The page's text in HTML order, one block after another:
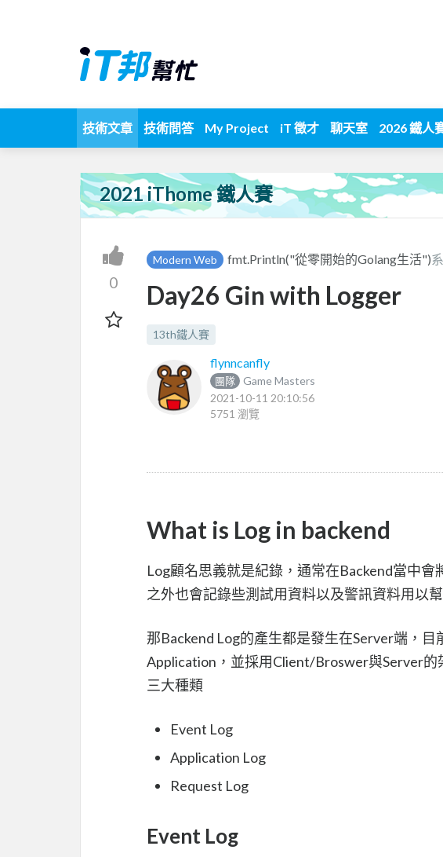
技術文章 技術問答 My Project iT 徵才 聊天室 2026 鐵人
2021 iThome 鐵人賽
0
Modern Web fmt.Println("從零開始的Golang生活")
Day26 Gin with Logger
13th鐵人賽
flynncanfly
團隊
Game Masters
2021-10-11 20:10:56
5751 瀏覽
What is Log in backend
Log顧名思義就是紀錄，通常在Backend當中
之外也會記錄些測試用資料以及警訊資料用以
那Backend Log的產生都是發生在Server端，
Application，並採用Client/Broswer與Server的
三大種類
Event Log
Application Log
Request Log
Event Log